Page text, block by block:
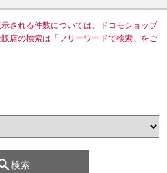
される件数については、ドコモショップ
店の検索は「フリーワードで検索」をご
検索